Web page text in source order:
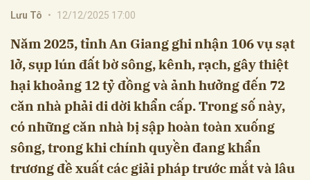
Lưu Tô • 12/12/2025 17:00
Năm 2025, tỉnh An Giang ghi nhận 106 vụ sạt
lở, sụp lún đất bờ sông, kênh, rạch, gây thiệt
hại khoảng 12 tỷ đồng và ảnh hưởng đến 72
căn nhà phải di dời khẩn cấp. Trong số này,
có những căn nhà bị sập hoàn toàn xuống
sông, trong khi chính quyền đang khẩn
trương đề xuất các giải pháp trước mắt và lâu